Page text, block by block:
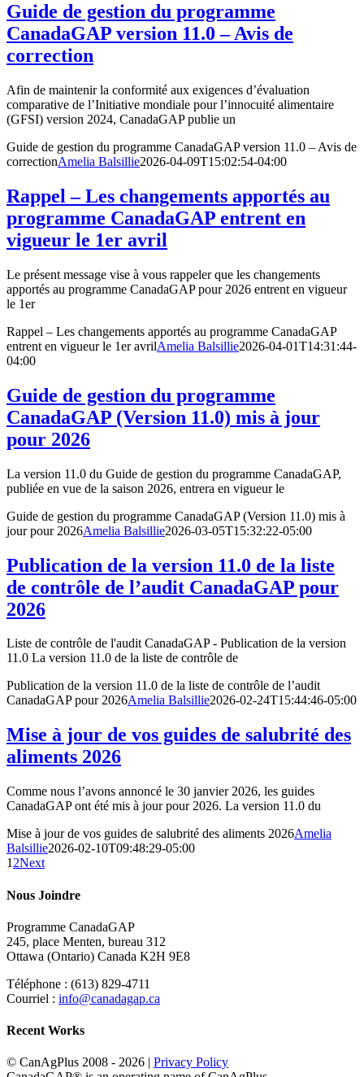
Guide de gestion du programme
CanadaGAP version 11.0 – Avis de
correction
Afin de maintenir la conformité aux exigences d’évaluation
comparative de l’Initiative mondiale pour l’innocuité alimentaire
(GFSI) version 2024, CanadaGAP publie un
Guide de gestion du programme CanadaGAP version 11.0 – Avis de
correctionAmelia Balsillie2026-04-09T15:02:54-04:00
Rappel – Les changements apportés au
programme CanadaGAP entrent en
vigueur le 1er avril
Le présent message vise à vous rappeler que les changements
apportés au programme CanadaGAP pour 2026 entrent en vigueur
le 1er
Rappel – Les changements apportés au programme CanadaGAP
entrent en vigueur le 1er avrilAmelia Balsillie2026-04-01T14:31:44-
04:00
Guide de gestion du programme
CanadaGAP (Version 11.0) mis à jour
pour 2026
La version 11.0 du Guide de gestion du programme CanadaGAP,
publiée en vue de la saison 2026, entrera en vigueur le
Guide de gestion du programme CanadaGAP (Version 11.0) mis à
jour pour 2026Amelia Balsillie2026-03-05T15:32:22-05:00
Publication de la version 11.0 de la liste
de contrôle de l’audit CanadaGAP pour
2026
Liste de contrôle de l'audit CanadaGAP - Publication de la version
11.0 La version 11.0 de la liste de contrôle de
Publication de la version 11.0 de la liste de contrôle de l’audit
CanadaGAP pour 2026Amelia Balsillie2026-02-24T15:44:46-05:00
Mise à jour de vos guides de salubrité des
aliments 2026
Comme nous l’avons annoncé le 30 janvier 2026, les guides
CanadaGAP ont été mis à jour pour 2026. La version 11.0 du
Mise à jour de vos guides de salubrité des aliments 2026Amelia
Balsillie2026-02-10T09:48:29-05:00
1 2Next
Nous Joindre
Programme CanadaGAP
245, place Menten, bureau 312
Ottawa (Ontario) Canada K2H 9E8
Téléphone : (613) 829-4711
Courriel : info@canadagap.ca
Recent Works
© CanAgPlus 2008 - 2026 | Privacy Policy